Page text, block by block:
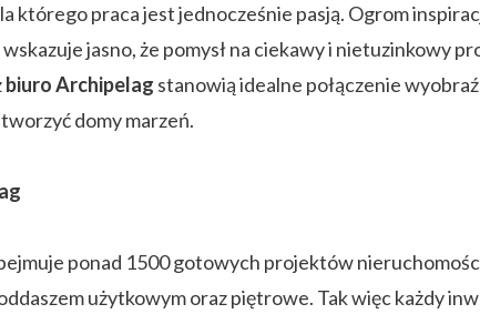
którego praca jest jednocześnie pasją. Ogrom
jasno, że pomysł na ciekawy i nietuzinkowy
biuro Archipelag stanowią idealne połączenie
domy marzeń.
ponad 1500 gotowych projektów
użytkowym oraz piętrowe. Tak więc każdy